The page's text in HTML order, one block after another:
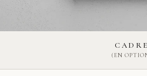
CADRE
(EN